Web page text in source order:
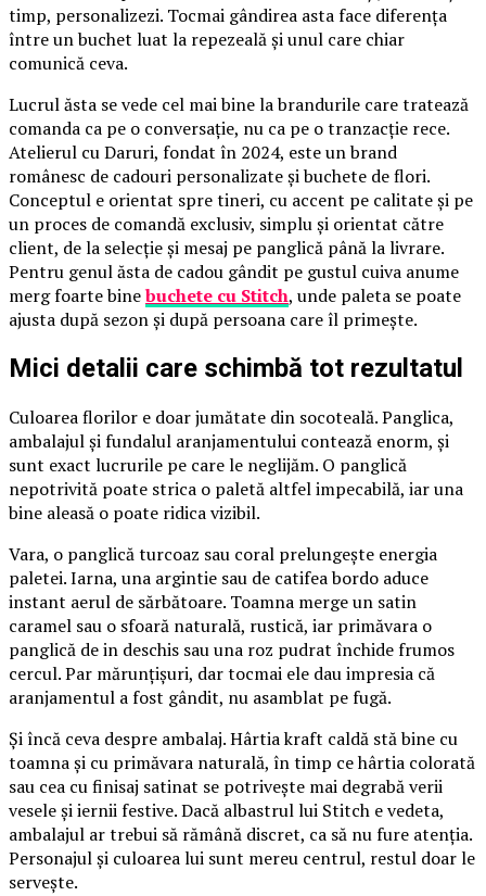
timp, personalizezi. Tocmai gândirea asta face diferența
între un buchet luat la repezeală și unul care chiar
comunică ceva.
Lucrul ăsta se vede cel mai bine la brandurile care tratează
comanda ca pe o conversație, nu ca pe o tranzacție rece.
Atelierul cu Daruri, fondat în 2024, este un brand
românesc de cadouri personalizate și buchete de flori.
Conceptul e orientat spre tineri, cu accent pe calitate și pe
un proces de comandă exclusiv, simplu și orientat către
client, de la selecție și mesaj pe panglică până la livrare.
Pentru genul ăsta de cadou gândit pe gustul cuiva anume
merg foarte binebuchete cu Stitch, unde paleta se poate
ajusta după sezon și după persoana care îl primește.
Mici detalii care schimbă tot rezultatul
Culoarea florilor e doar jumătate din socoteală. Panglica,
ambalajul și fundalul aranjamentului contează enorm, și
sunt exact lucrurile pe care le neglijăm. O panglică
nepotrivită poate strica o paletă altfel impecabilă, iar una
bine aleasă o poate ridica vizibil.
Vara, o panglică turcoaz sau coral prelungește energia
paletei. Iarna, una argintie sau de catifea bordo aduce
instant aerul de sărbătoare. Toamna merge un satin
caramel sau o sfoară naturală, rustică, iar primăvara o
panglică de in deschis sau una roz pudrat închide frumos
cercul. Par mărunțișuri, dar tocmai ele dau impresia că
aranjamentul a fost gândit, nu asamblat pe fugă.
Și încă ceva despre ambalaj. Hârtia kraft caldă stă bine cu
toamna și cu primăvara naturală, în timp ce hârtia colorată
sau cea cu finisaj satinat se potrivește mai degrabă verii
vesele și iernii festive. Dacă albastrul lui Stitch e vedeta,
ambalajul ar trebui să rămână discret, ca să nu fure atenția.
Personajul și culoarea lui sunt mereu centrul, restul doar le
servește.